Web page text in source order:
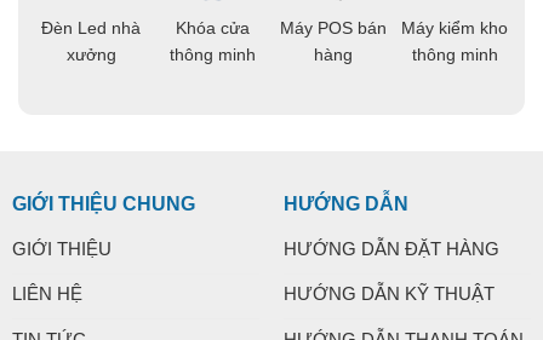
Đèn Led nhà
xưởng
Khóa cửa
thông minh
Máy POS bán
hàng
Máy kiểm kho
thông minh
GIỚI THIỆU CHUNG
GIỚI THIỆU
LIÊN HỆ
HƯỚNG DẪN
HƯỚNG DẪN ĐẶT HÀNG
HƯỚNG DẪN KỸ THUẬT